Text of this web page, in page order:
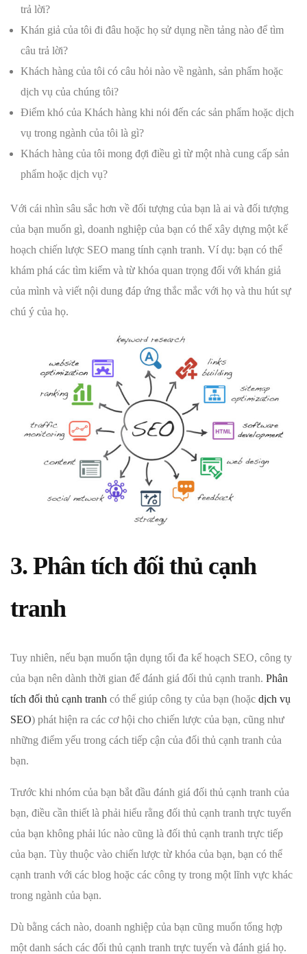
trả lời?
Khán giả của tôi đi đâu hoặc họ sử dụng nền tảng nào để tìm
câu trả lời?
Khách hàng của tôi có câu hỏi nào về ngành, sản phẩm hoặc
dịch vụ của chúng tôi?
Điểm khó của Khách hàng khi nói đến các sản phẩm hoặc dịch
vụ trong ngành của tôi là gì?
Khách hàng của tôi mong đợi điều gì từ một nhà cung cấp sản
phẩm hoặc dịch vụ?
Với cái nhìn sâu sắc hơn về đối tượng của bạn là ai và đối tượng
của bạn muốn gì, doanh nghiệp của bạn có thể xây dựng một kế
hoạch chiến lược SEO mang tính cạnh tranh. Ví dụ: bạn có thể
khám phá các tìm kiếm và từ khóa quan trọng đối với khán giả
của mình và viết nội dung đáp ứng thắc mắc với họ và thu hút sự
chú ý của họ.
3. Phân tích đối thủ cạnh
tranh
Tuy nhiên, nếu bạn muốn tận dụng tối đa kế hoạch SEO, công ty
của bạn nên dành thời gian để đánh giá đối thủ cạnh tranh. Phân
tích đối thủ cạnh tranh có thể giúp công ty của bạn (hoặc dịch vụ
SEO) phát hiện ra các cơ hội cho chiến lược của bạn, cũng như
những điểm yếu trong cách tiếp cận của đối thủ cạnh tranh của
bạn.
Trước khi nhóm của bạn bắt đầu đánh giá đối thủ cạnh tranh của
bạn, điều cần thiết là phải hiểu rằng đối thủ cạnh tranh trực tuyến
của bạn không phải lúc nào cũng là đối thủ cạnh tranh trực tiếp
của bạn. Tùy thuộc vào chiến lược từ khóa của bạn, bạn có thể
cạnh tranh với các blog hoặc các công ty trong một lĩnh vực khác
trong ngành của bạn.
Dù bằng cách nào, doanh nghiệp của bạn cũng muốn tổng hợp
một danh sách các đối thủ cạnh tranh trực tuyến và đánh giá họ.